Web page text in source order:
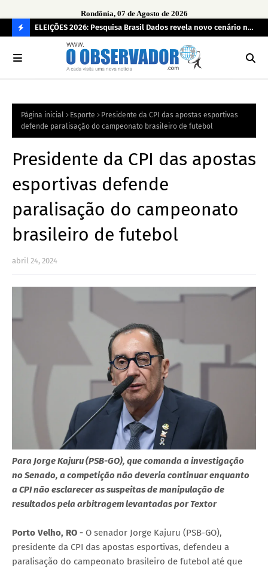
Rondônia, 07 de Agosto de 2026
O
R
mais
ELEIÇÕES 2026: Pesquisa Brasil Dados revela novo cenário na
disputa pelo Governo de Rondônia
Página inicial Esporte
Presidente da CPI das apostas esportivas
defende paralisação do campeonato brasileiro de futebol
Presidente da CPI das apostas
esportivas defende
paralisação do campeonato
brasileiro de futebol
abril 24, 2024
Para Jorge Kajuru (PSB-GO), que comanda a investigação
no Senado, a competição não deveria continuar enquanto
a CPI não esclarecer as suspeitas de manipulação de
resultados pela arbitragem levantadas por Textor
Porto Velho, RO - O senador Jorge Kajuru (PSB-GO),
presidente da CPI das apostas esportivas, defendeu a
paralisação do campeonato brasileiro de futebol até que